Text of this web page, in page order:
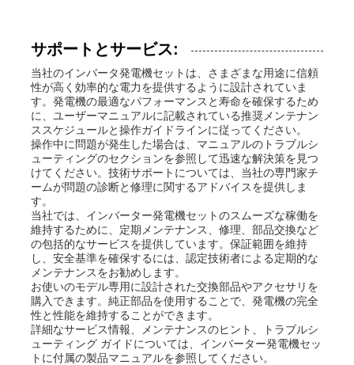
サポートとサービス:
当社のインバータ発電機セットは、さまざまな用途に信頼
性が高く効率的な電力を提供するように設計されていま
す。発電機の最適なパフォーマンスと寿命を確保するため
に、ユーザーマニュアルに記載されている推奨メンテナン
ススケジュールと操作ガイドラインに従ってください。
操作中に問題が発生した場合は、マニュアルのトラブルシ
ューティングのセクションを参照して迅速な解決策を見つ
けてください。技術サポートについては、当社の専門家チ
ームが問題の診断と修理に関するアドバイスを提供しま
す。
当社では、インバーター発電機セットのスムーズな稼働を
維持するために、定期メンテナンス、修理、部品交換など
の包括的なサービスを提供しています。保証範囲を維持
し、安全基準を確保するには、認定技術者による定期的な
メンテナンスをお勧めします。
お使いのモデル専用に設計された交換部品やアクセサリを
購入できます。純正部品を使用することで、発電機の完全
性と性能を維持することができます。
詳細なサービス情報、メンテナンスのヒント、トラブルシ
ューティング ガイドについては、インバーター発電機セッ
トに付属の製品マニュアルを参照してください。